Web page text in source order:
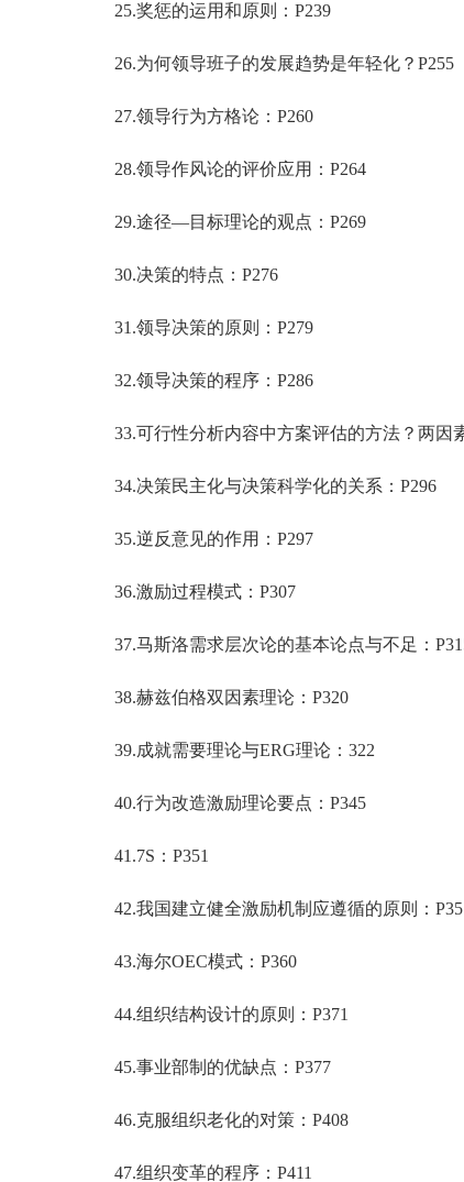
25.奖惩的运用和原则：P239
26.为何领导班子的发展趋势是年轻化？P255
27.领导行为方格论：P260
28.领导作风论的评价应用：P264
29.途径—目标理论的观点：P269
30.决策的特点：P276
31.领导决策的原则：P279
32.领导决策的程序：P286
33.可行性分析内容中方案评估的方法？两因
34.决策民主化与决策科学化的关系：P296
35.逆反意见的作用：P297
36.激励过程模式：P307
37.马斯洛需求层次论的基本论点与不足：
38.赫兹伯格双因素理论：P320
39.成就需要理论与ERG理论：322
40.行为改造激励理论要点：P345
41.7S：P351
42.我国建立健全激励机制应遵循的原则：
43.海尔OEC模式：P360
44.组织结构设计的原则：P371
45.事业部制的优缺点：P377
46.克服组织老化的对策：P408
47.组织变革的程序：P411